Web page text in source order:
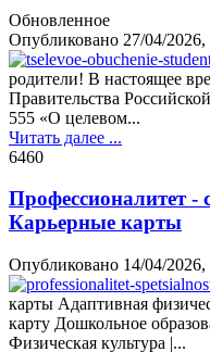
Обновленное
Опубликовано 27/04/2026,
родители! В настоящее
Правительства
555 «О целевом...
Читать далее ...
6460
Профессионалитет -
Карьерные карты
Опубликовано 14/04/2026,
карты Адаптивная
карту Дошкольное
Физическая культура |...